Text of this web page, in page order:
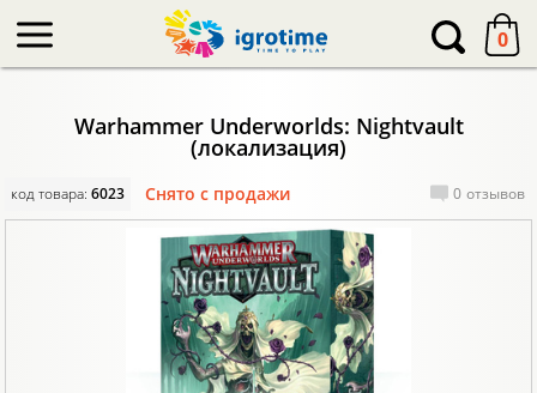
0
Warhammer Underworlds: Nightvault
(локализация)
код товара:6023 Снято с продажи 0 отзывов